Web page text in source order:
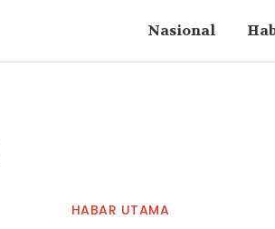
Nasional
HABAR UTAMA